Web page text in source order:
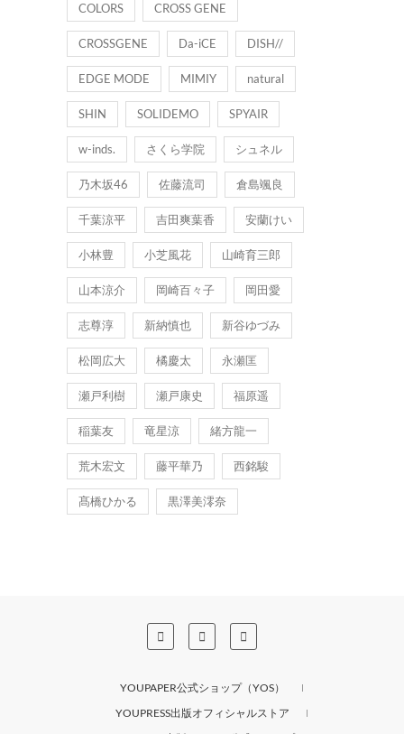
COLORS CROSS GENE
CROSSGENE Da-iCE DISH//
EDGE MODE MIMIY natural
SHIN SOLIDEMO SPYAIR
w-inds. さくら学院 シュネル
乃木坂46 佐藤流司 倉島颯良
千葉涼平 吉田爽葉香 安蘭けい
小林豊 小芝風花 山崎育三郎
山本涼介 岡崎百々子 岡田愛
志尊淳 新納慎也 新谷ゆづみ
松岡広大 橘慶太 永瀬匡
瀬戸利樹 瀬戸康史 福原遥
稲葉友 竜星涼 緒方龍一
荒木宏文 藤平華乃 西銘駿
髙橋ひかる 黒澤美澪奈
YOUPAPER公式ショップ（YOS）
YOUPRESS出版オフィシャルストア